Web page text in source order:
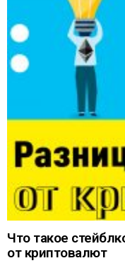
Что такое
от криптовалют